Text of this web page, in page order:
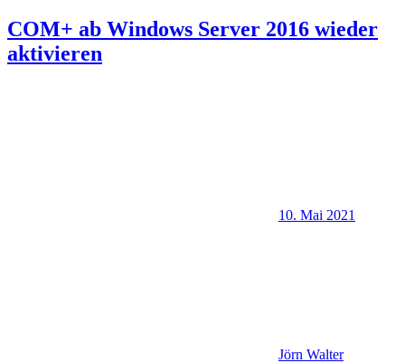
COM+ ab Windows Server 2016 wieder
aktivieren
10. Mai 2021
Jörn Walter